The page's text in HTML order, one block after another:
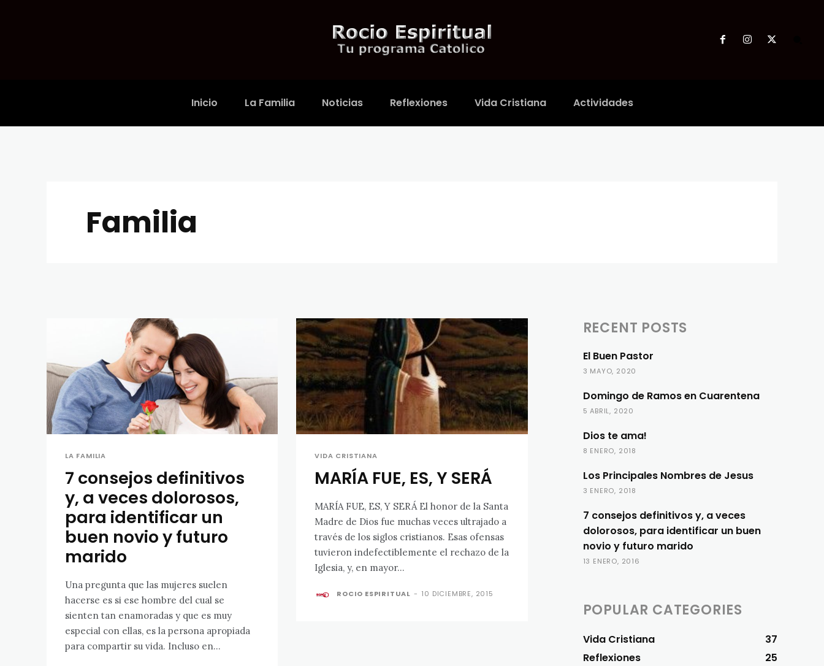
Inicio La Familia Noticias Reflexiones Vida Cristiana Actividades
Familia
LA FAMILIA
7 consejos definitivos
y, a veces dolorosos,
para identificar un
buen novio y futuro
marido
Una pregunta que las mujeres suelen
hacerse es si ese hombre del cual se
sienten tan enamoradas y que es muy
especial con ellas, es la persona apropiada
para compartir su vida. Incluso en...
VIDA CRISTIANA
MARÍA FUE, ES, Y SERÁ
MARÍA FUE, ES, Y SERÁ El honor de la Santa
Madre de Dios fue muchas veces ultrajado a
través de los siglos cristianos. Esas ofensas
tuvieron indefectiblemente el rechazo de la
Iglesia, y, en mayor...
ROCIO ESPIRITUAL - 10 DICIEMBRE, 2015
RECENT POSTS
El Buen Pastor
3 MAYO, 2020
Domingo de Ramos en Cuarentena
5 ABRIL, 2020
Dios te ama!
8 ENERO, 2018
Los Principales Nombres de Jesus
3 ENERO, 2018
7 consejos definitivos y, a veces
dolorosos, para identificar un buen
novio y futuro marido
13 ENERO, 2016
POPULAR CATEGORIES
Vida Cristiana
37
Reflexiones
25